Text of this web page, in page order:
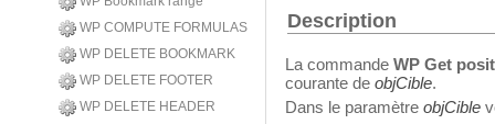
WP COMPUTE FORMULAS
WP DELETE BOOKMARK
WP DELETE FOOTER
WP DELETE HEADER
Description
La commande WP Get
courante de objCible.
Dans le paramètre objCible